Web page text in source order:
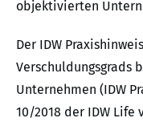
objektivierten
Der IDW
Verschuldungsgrads
Unternehmen (IDW
10/2018 der IDW